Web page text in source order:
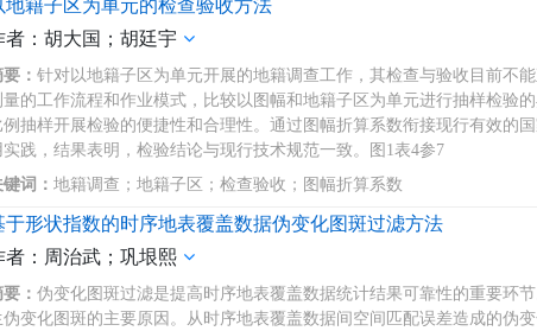
地籍子区为单元的检查验收方法
者：胡大国；胡廷宇
： 针对以地籍子区为单元开展的地籍调查工作，其检查与验收目前不
量的工作流程和作业模式，比较以图幅和地籍子区为单元进行抽样检验
例抽样开展检验的便捷性和合理性。通过图幅折算系数衔接现行有效的
实践，结果表明，检验结论与现行技术规范一致。图1表4参7
词： 地籍调查；地籍子区；检查验收；图幅折算系数
于形状指数的时序地表覆盖数据伪变化图斑过滤方法
者：周治武；巩垠熙
： 伪变化图斑过滤是提高时序地表覆盖数据统计结果可靠性的重要环
伪变化图斑的主要原因。从时序地表覆盖数据间空间匹配误差造成的伪